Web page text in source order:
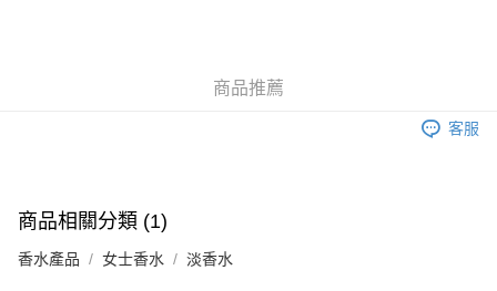
付款後門市自取，訂單確認後2-4個工作天到店，7天內取。逾期後
商品推薦
客服
商品相關分類 (1)
香水產品 女士香水 淡香水